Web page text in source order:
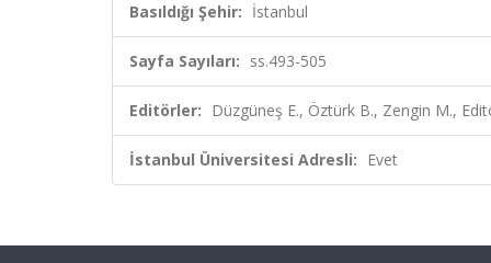
Basıldığı Şehir: İstanbul
Sayfa Sayıları: ss.493-505
Editörler: Düzgüneş E., Öztürk B., Zengin M.,
İstanbul Üniversitesi Adresli: Evet